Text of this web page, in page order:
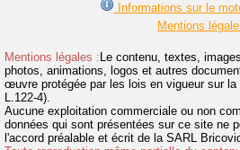
Informations sur le
Mentions
Mentions légales : Le contenu, textes,
photos, animations, logos et autres
œuvre protégée par les lois en vigueur sur
L.122-4).
Aucune exploitation commerciale ou non
données qui sont présentées sur ce site ne
l'accord préalable et écrit de la SARL